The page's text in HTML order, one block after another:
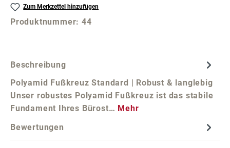
Zum Merkzettel hinzufügen
Produktnummer:44
Beschreibung
Polyamid Fußkreuz Standard | Robust & langlebig
Unser robustes Polyamid Fußkreuz ist das stabile
Fundament Ihres Bürost… Mehr
Bewertungen